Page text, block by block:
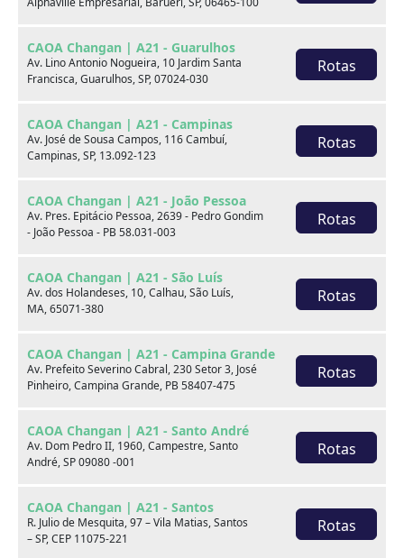
CAOA Changan | A21 - Guarulhos
Av. Lino Antonio Nogueira, 10 Jardim Santa
Francisca, Guarulhos, SP, 07024-030
Rotas
CAOA Changan | A21 - Campinas
Av. José de Sousa Campos, 116 Cambuí,
Campinas, SP, 13.092-123
Rotas
CAOA Changan | A21 - João Pessoa
Av. Pres. Epitácio Pessoa, 2639 - Pedro Gondim
- João Pessoa - PB 58.031-003
Rotas
CAOA Changan | A21 - São Luís
Av. dos Holandeses, 10, Calhau, São Luís,
MA, 65071-380
Rotas
CAOA Changan | A21 - Campina Grande
Av. Prefeito Severino Cabral, 230 Setor 3, José
Pinheiro, Campina Grande, PB 58407-475
Rotas
CAOA Changan | A21 - Santo André
Av. Dom Pedro II, 1960, Campestre, Santo
André, SP 09080 -001
Rotas
CAOA Changan | A21 - Santos
R. Julio de Mesquita, 97 – Vila Matias, Santos
– SP, CEP 11075-221
Rotas
xxx
xxx
xxx
xxxxxx/xxxxxx
xxxxxx/xxxxxx
xxx
Consulte por marca